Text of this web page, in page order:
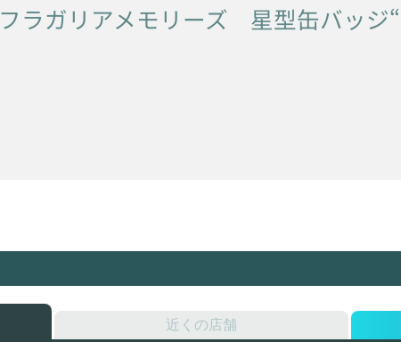
フラガリアメモリーズ 星型缶バッジ
近くの店舗